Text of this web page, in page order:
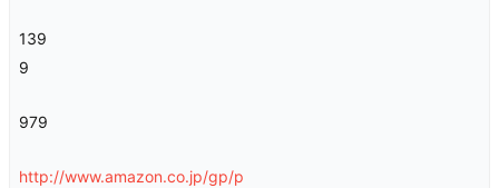
139
9
979
http://www.amazon.co.jp/gp/p